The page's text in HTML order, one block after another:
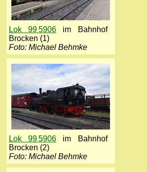
Lok 99 5906 im Bahnhof
Brocken (1)
Foto: Michael Behmke
Lok 99 5906 im Bahnhof
Brocken (2)
Foto: Michael Behmke